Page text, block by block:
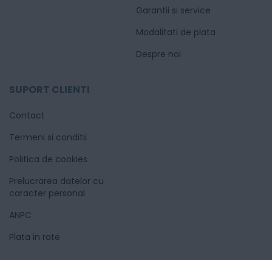
Garantii si service
Modalitati de plata
Despre noi
SUPORT CLIENTI
Contact
Termeni si conditii
Politica de cookies
Prelucrarea datelor cu
caracter personal
ANPC
Plata in rate